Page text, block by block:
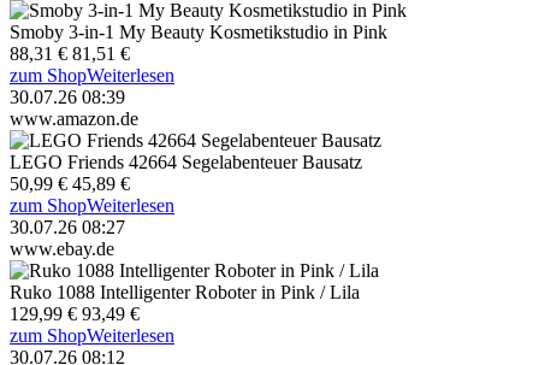
Smoby 3-in-1 My Beauty Kosmetikstudio in Pink
88,31 € 81,51 €
zum ShopWeiterlesen
30.07.26 08:39
www.amazon.de
LEGO Friends 42664 Segelabenteuer Bausatz
50,99 € 45,89 €
zum ShopWeiterlesen
30.07.26 08:27
www.ebay.de
Ruko 1088 Intelligenter Roboter in Pink / Lila
129,99 € 93,49 €
zum ShopWeiterlesen
30.07.26 08:12